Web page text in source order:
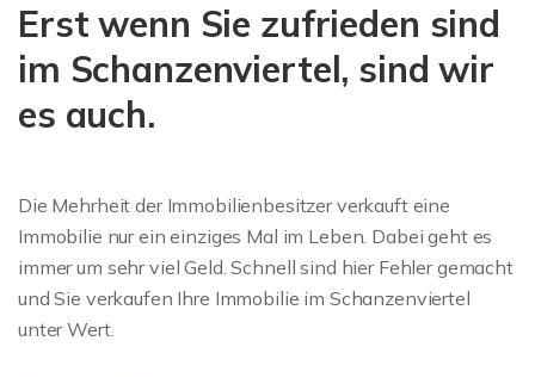
Erst wenn Sie zufrieden sind
im Schanzenviertel, sind wir
es auch.
Die Mehrheit der Immobilienbesitzer verkauft eine
Immobilie nur ein einziges Mal im Leben. Dabei geht es
immer um sehr viel Geld. Schnell sind hier Fehler gemacht
und Sie verkaufen Ihre Immobilie im Schanzenviertel
unter Wert.